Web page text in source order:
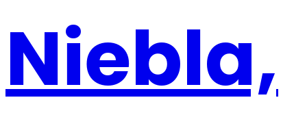
Niebla,